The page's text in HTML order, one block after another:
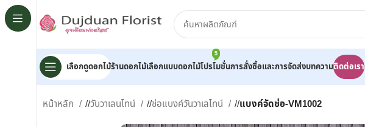
เลือกดูดอกไม้ร้านดอกไม้เลือกแบบดอกไม้โปรโมชั่น
5
การสั่งซื้อและการจัดส่งบทความติดต่อเรา
หน้าหลัก /วันวาเลนไทน์ / ช่อแบงค์วันวาเลไทน์ / แบงค์จัดช่อ-VM1002